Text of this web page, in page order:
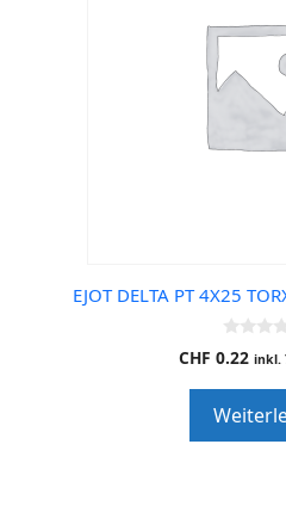
EJOT DELTA PT 4X25
0
o
o
f
5
CHF 0.22 inkl.